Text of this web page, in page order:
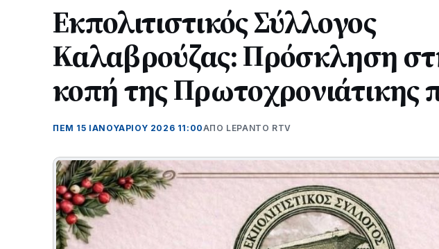
Εκπολιτιστικός Σύλλογος
Καλαβρούζας: Πρόσκληση
κοπή της Πρωτοχρονιάτικης
ΠΕΜ 15 ΙΑΝΟΥΑΡΊΟΥ 2026 11:00ΑΠΌ LEPANTO RTV